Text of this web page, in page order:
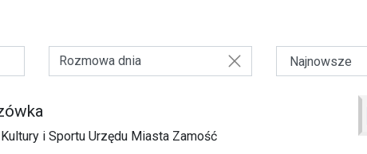
Rozmowa dnia
i Sportu Urzędu Miasta Zamość